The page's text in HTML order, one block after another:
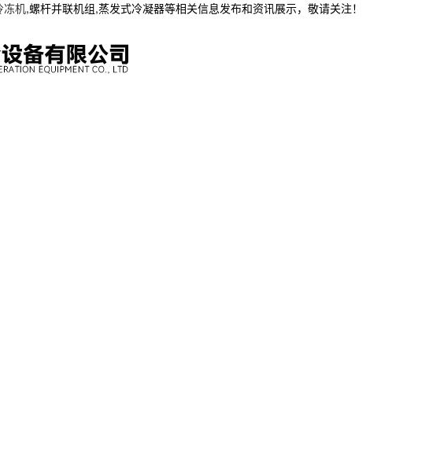
冻机,螺杆并联机组,蒸发式冷凝器等相关信息发布和资讯展示，敬请关注！